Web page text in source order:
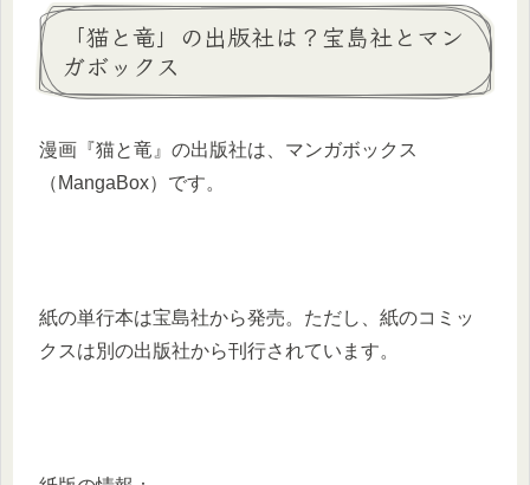
「猫と竜」の出版社は？宝島社とマン
ガボックス
漫画『猫と竜』の出版社は、マンガボックス
（MangaBox）です。
紙の単行本は宝島社から発売。ただし、紙のコミッ
クスは別の出版社から刊行されています。